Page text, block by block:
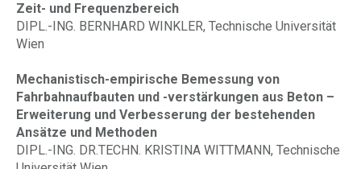
Zeit- und Frequenzbereich
DIPL.-ING. BERNHARD WINKLER, Technische Universität
Wien
Mechanistisch-empirische Bemessung von
Fahrbahnaufbauten und -verstärkungen aus Beton –
Erweiterung und Verbesserung der bestehenden
Ansätze und Methoden
DIPL.-ING. DR.TECHN. KRISTINA WITTMANN, Technische